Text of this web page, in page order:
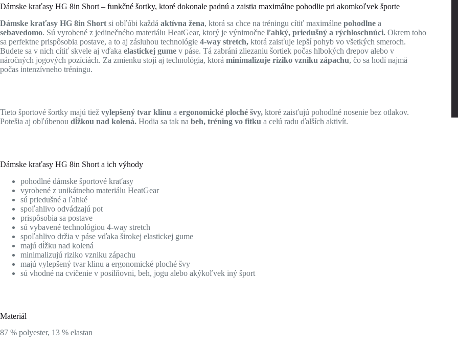
Dámske kraťasy HG 8in Short – funkčné šortky, ktoré dokonale padnú a zaistia maximálne pohodlie pri akomkoľvek športe
Dámske kraťasy HG 8in Short si obľúbi každá aktívna žena, ktorá sa chce na tréningu cítiť maximálne pohodlne a
sebavedomo. Sú vyrobené z jedinečného materiálu HeatGear, ktorý je výnimočne ľahký, priedušný a rýchloschnúci. Okrem toho
sa perfektne prispôsobia postave, a to aj zásluhou technológie 4-way stretch, ktorá zaisťuje lepší pohyb vo všetkých smeroch.
Budete sa v nich cítiť skvele aj vďaka elastickej gume v páse. Tá zabráni zliezaniu šortiek počas hlbokých drepov alebo v
náročných jogových pozíciách. Za zmienku stojí aj technológia, ktorá minimalizuje riziko vzniku zápachu, čo sa hodí najmä
počas intenzívneho tréningu.
Tieto športové šortky majú tiež vylepšený tvar klinu a ergonomické ploché švy, ktoré zaisťujú pohodlné nosenie bez otlakov.
Potešia aj obľúbenou dĺžkou nad kolená. Hodia sa tak na beh, tréning vo fitku a celú radu ďalších aktivít.
Dámske kraťasy HG 8in Short a ich výhody
pohodlné dámske športové kraťasy
vyrobené z unikátneho materiálu HeatGear
sú priedušné a ľahké
spoľahlivo odvádzajú pot
prispôsobia sa postave
sú vybavené technológiou 4-way stretch
spoľahlivo držia v páse vďaka širokej elastickej gume
majú dĺžku nad kolená
minimalizujú riziko vzniku zápachu
majú vylepšený tvar klinu a ergonomické ploché švy
sú vhodné na cvičenie v posilňovni, beh, jogu alebo akýkoľvek iný šport
Materiál
87 % polyester, 13 % elastan